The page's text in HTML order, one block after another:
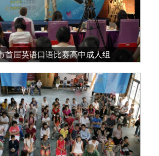
首届英语口语比赛高中成人组